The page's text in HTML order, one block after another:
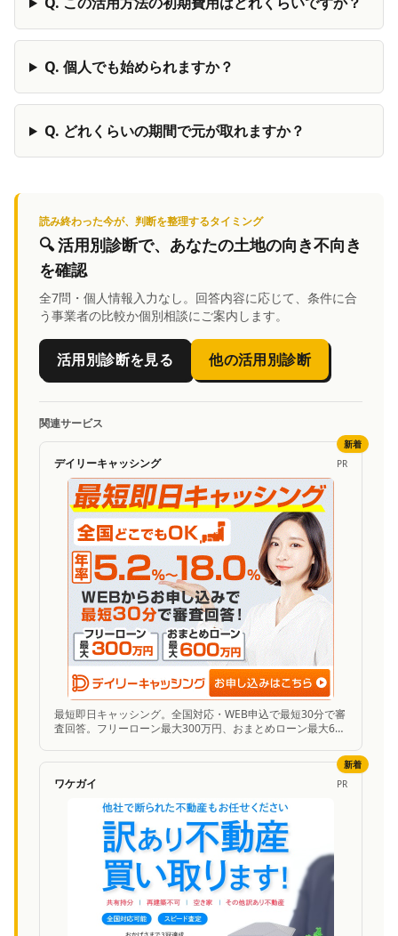
Q. 個人でも始められますか？
Q. どれくらいの期間で元が取れますか？
読み終わった今が、判断を整理するタイミング
🔍活用別診断で、あなたの土地の向き不向き
を確認
全7問・個人情報入力なし。回答内容に応じて、条件に合
う事業者の比較か個別相談にご案内します。
活用別診断を見る 他の活用別診断
関連サービス
デイリーキャッシング PR
最短即日キャッシング。全国対応・WEB申込で最短30分で審
査回答。フリーローン最大300万円、おまとめローン最大600
新着
ワケガイ PR
新着